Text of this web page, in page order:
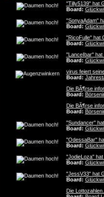
"Tilly5139" hat
Board:
"SonyaAdam"
Board:
"RicoFulle" hat
Board:
"LanceIbar" hat
Board:
virus feiert
Board:
Die BÃ¶rse
Board:
Die BÃ¶rse
Board:
"Sundancer"
Board:
"OdessaBar"
Board:
"JodieLoza"
Board:
"JessV33" hat
Board:
Die Lottozahlen..